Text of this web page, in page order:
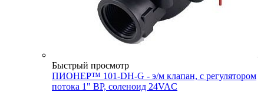
Быстрый просмотр
ПИОНЕР™ 101-DH-G - э/м клапан, с регулятором
потока 1" ВР, соленоид 24VAC